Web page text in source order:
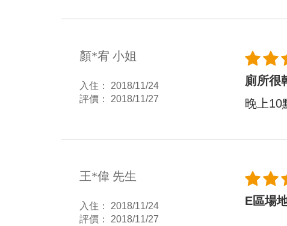
顏*宥 小姐
入住： 2018/11/24
評價： 2018/11/27
廁所很
晚上10
王*偉 先生
入住： 2018/11/24
評價： 2018/11/27
E區場